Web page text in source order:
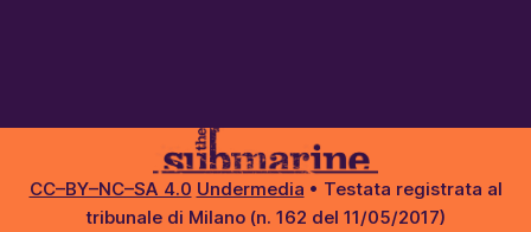
CC–BY–NC–SA 4.0 Undermedia • Testata registrata al
tribunale di Milano (n. 162 del 11/05/2017)